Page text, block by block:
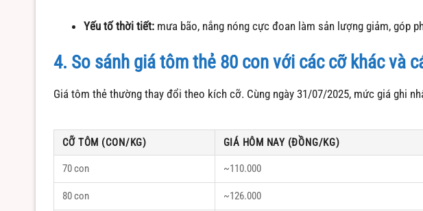
Yếu tố thời tiết:mưa bão, nắng nóng cực đoan làm sản lượng giảm, góp
4. So sánh giá tôm thẻ 80 con với các cỡ khác và
Giá tôm thẻ thường thay đổi theo kích cỡ. Cùng ngày 31/07/2025, mức giá ghi
CỠ TÔM (CON/KG) GIÁ HÔM NAY (ĐỒNG/KG)
70 con ~110.000
80 con ~126.000